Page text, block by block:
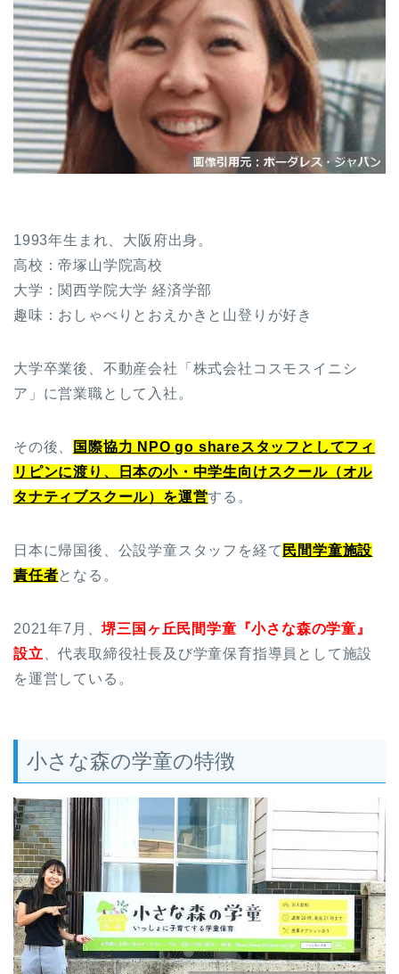
1993年生まれ、大阪府出身。
高校：帝塚山学院高校
大学：関西学院大学 経済学部
趣味：おしゃべりとおえかきと山登りが好き
大学卒業後、不動産会社「株式会社コスモスイニシ
ア」に営業職として入社。
その後、
国際協力 NPO go shareスタッフとしてフィ
リピンに渡り、日本の小・中学生向けスクール（オル
タナティブスクール）を運営する。
日本に帰国後、公設学童スタッフを経て 民間学童施設
責任者となる。
2021年7月、堺三国ヶ丘民間学童『小さな森の学童』
設立 、代表取締役社長及び学童保育指導員として施設
を運営している。
小さな森の学童の特徴